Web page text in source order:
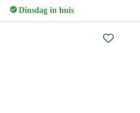
Dinsdag in huis